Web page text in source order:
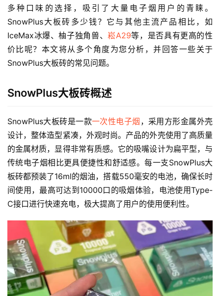
多种口味的选择，吸引了大量电子烟用户的青睐。
SnowPlus大板砖多少钱？它与其他主流产品相比，如
IceMax冰爆、柚子独角兽、崧A29等，是否具有更高的性
价比呢？本文将从多个角度为您分析，并回答一些关于
SnowPlus大板砖的常见问题。
SnowPlus大板砖概述
SnowPlus大板砖是一款一次性电子烟 ，采用方形金属外壳
设计，整体造型紧凑，外观时尚。产品的外壳使用了高质量
的金属材质，显得非常有质感。它的吸嘴设计为扁平型，与
传统电子烟相比更具便捷性和舒适感。每一支SnowPlus大
板砖都预装了16ml的烟油，搭载550毫安的电池，确保长时
间使用，最高可达到10000口的吸烟体验，电池使用Type-
C接口进行快速充电，极大提高了用户的使用便利性。